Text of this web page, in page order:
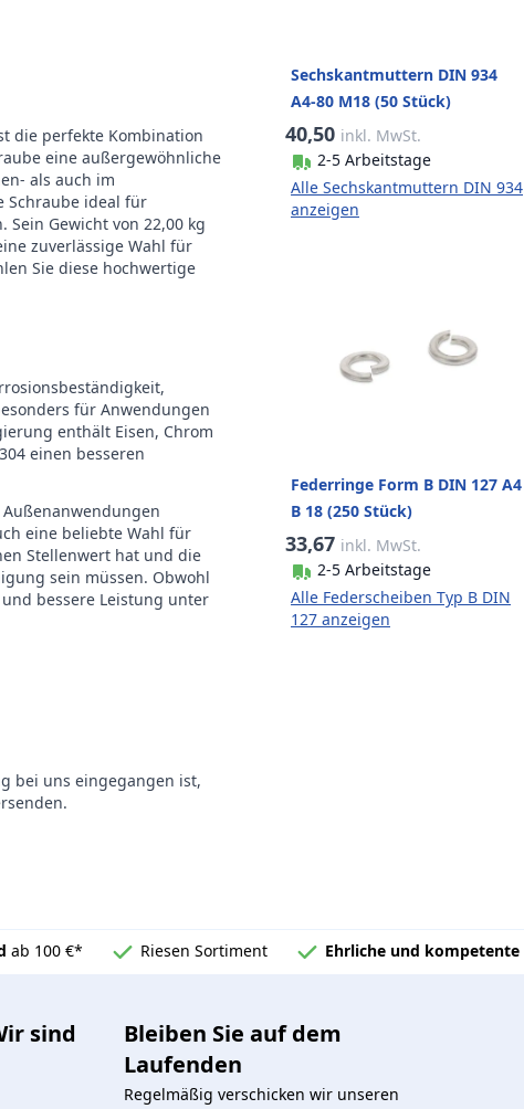
Pro Verpackung
22,00 kg
Buitenzeskant
RVS Edelstahl
die perfekte Kombination
eine außergewöhnliche
als auch im
Schraube ideal für
Gewicht von 22,00 kg
zuverlässige Wahl für
Sie diese hochwertige
für Anwendungen
enthält Eisen, Chrom
einen besseren
eine beliebte Wahl für
Stellenwert hat und die
sein müssen. Obwohl
bessere Leistung unter
bei uns eingegangen ist,
Sechskantmuttern DIN 934
A4-80 M18 (50 Stück)
40,50 inkl. MwSt.
2-5 Arbeitstage
Alle Sechskantmuttern DIN 934
anzeigen
Federringe Form B DIN 127 A4
B 18 (250 Stück)
33,67 inkl. MwSt.
2-5 Arbeitstage
Alle Federscheiben Typ B DIN
127 anzeigen
ab 100 €* Riesen Sortiment Ehrliche und kompetente
sind
Bleiben Sie auf dem
Laufenden
Regelmäßig verschicken wir unseren